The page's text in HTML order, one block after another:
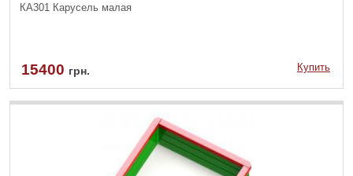
КА301 Карусель малая
15400 грн. Купить